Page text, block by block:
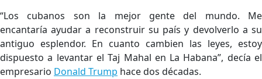
“Los cubanos son la mejor gente del mundo. Me
encantaría ayudar a reconstruir su país y devolverlo a su
antiguo esplendor. En cuanto cambien las leyes, estoy
dispuesto a levantar el Taj Mahal en La Habana”, decía el
empresario Donald Trump hace dos décadas.